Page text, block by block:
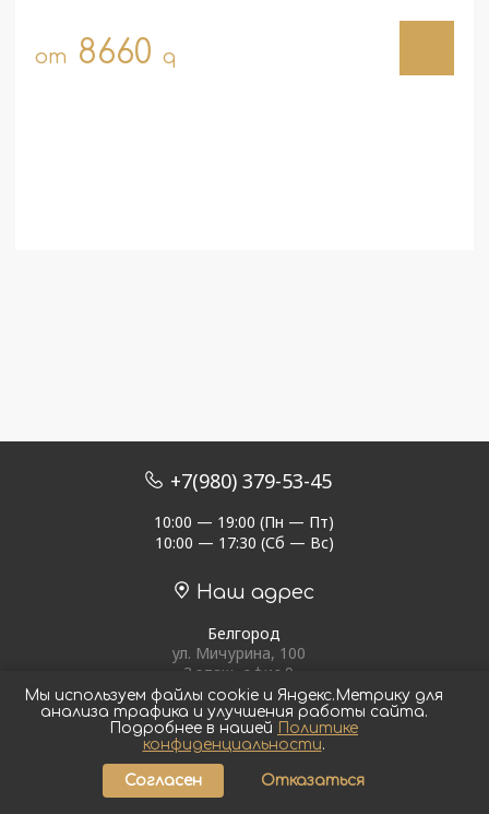
от 8660 q
+7(980) 379-53-45
10:00 — 19:00 (Пн — Пт)
10:00 — 17:30 (Сб — Вс)
Наш адрес
Белгород
ул. Мичурина, 100
3 этаж, офис 9
Официальный сайт
Условия
Мы используем файлы cookie и Яндекс.Метрику для
анализа трафика и улучшения работы сайта.
Подробнее в нашей
Политике
конфиденциальности.
Согласен Отказаться